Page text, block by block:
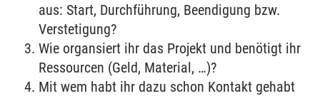
aus: Start, Durchführung, Beendigung bzw.
Verstetigung?
Wie organsiert ihr das Projekt und benötigt ihr
Ressourcen (Geld, Material, …)?
Mit wem habt ihr dazu schon Kontakt gehabt